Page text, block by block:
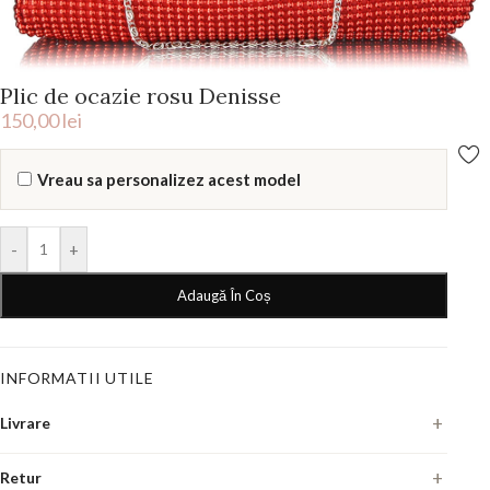
Plic de ocazie rosu Denisse
150,00lei
Vreau sa personalizez acest model
- +
Adaugă În Coș
INFORMATII UTILE
Livrare
Retur